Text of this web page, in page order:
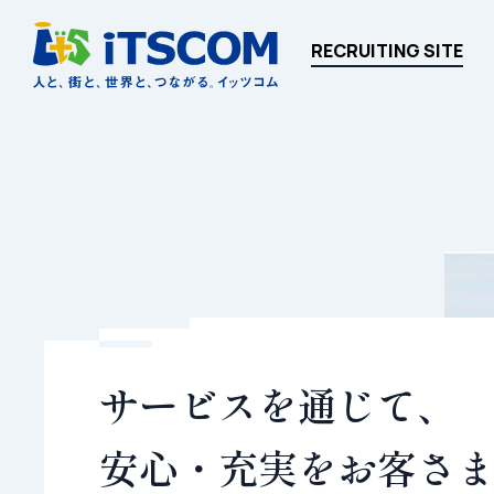
人と、街と、世界と、つながる。イッツコムRECRUITING SITE
サービスを通じて、
安心・充実をお客さ